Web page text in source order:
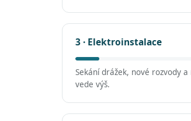
3 · Elektroinstalace
Sekání drážek, nové rozvody
vede výš.